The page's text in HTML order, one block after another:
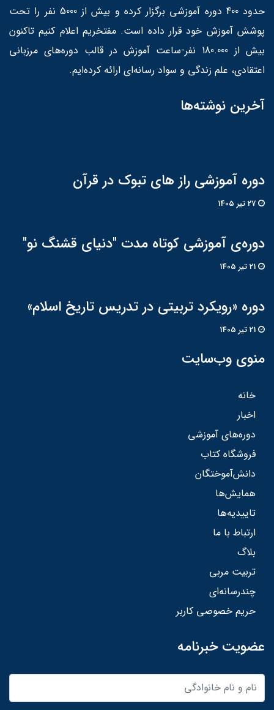
حدود 400 دوره آموزشی برگزار کرده و بیش از 5000 نفر را تحت
پوشش آموزش خود قرار داده است. مفتخریم اعلام کنیم تاکنون
بیش از 180.000 نفر-ساعت آموزش در قالب دوره‌های مرزبانی
اعتقادی، علم زندگی و سواد رسانه‌ای ارائه کرده‌ایم.
آخرین نوشته‌ها
دوره آموزشی راز های تبوک در قرآن
دوره‌ی آموزشی کوتاه مدت "دنیای قشنگ نو"
دوره «رویکرد تربیتی در تدریس تاریخ اسلام»
منوی وب‌سایت
خانه
اخبار
دوره‌های آموزشی
فروشگاه کتاب
دانش‌آموختگان
همایش‌ها
تاییدیه‌ها
ارتباط با ما
بلاگ
تربیت مربی
چندرسانه‌ای
حریم خصوصی کاربر
عضویت خبرنامه